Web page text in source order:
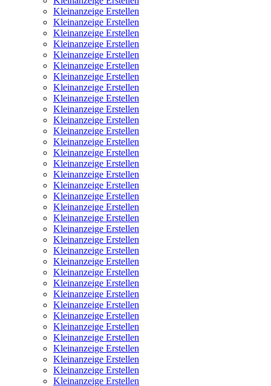
Kleinanzeige Erstellen
Kleinanzeige Erstellen
Kleinanzeige Erstellen
Kleinanzeige Erstellen
Kleinanzeige Erstellen
Kleinanzeige Erstellen
Kleinanzeige Erstellen
Kleinanzeige Erstellen
Kleinanzeige Erstellen
Kleinanzeige Erstellen
Kleinanzeige Erstellen
Kleinanzeige Erstellen
Kleinanzeige Erstellen
Kleinanzeige Erstellen
Kleinanzeige Erstellen
Kleinanzeige Erstellen
Kleinanzeige Erstellen
Kleinanzeige Erstellen
Kleinanzeige Erstellen
Kleinanzeige Erstellen
Kleinanzeige Erstellen
Kleinanzeige Erstellen
Kleinanzeige Erstellen
Kleinanzeige Erstellen
Kleinanzeige Erstellen
Kleinanzeige Erstellen
Kleinanzeige Erstellen
Kleinanzeige Erstellen
Kleinanzeige Erstellen
Kleinanzeige Erstellen
Kleinanzeige Erstellen
Kleinanzeige Erstellen
Kleinanzeige Erstellen
Kleinanzeige Erstellen
Kleinanzeige Erstellen